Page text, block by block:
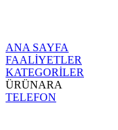
ANA SAYFA
FAALİYETLER
KATEGORİLER
ÜRÜNARA
TELEFON